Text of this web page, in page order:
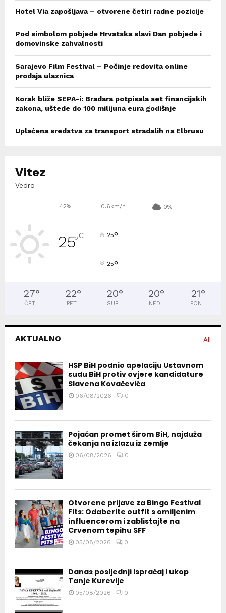
Hotel Via zapošljava – otvorene četiri radne pozicije
Pod simbolom pobjede Hrvatska slavi Dan pobjede i
domovinske zahvalnosti
Sarajevo Film Festival – Počinje redovita online
prodaja ulaznica
Korak bliže SEPA-i: Bradara potpisala set financijskih
zakona, uštede do 100 milijuna eura godišnje
Uplaćena sredstva za transport stradalih na Elbrusu
Vitez
Vedro
42% 0.6km/h 0%
25°C 25°
25°
27°
ČET
22°
PET
20°
SUB
20°
NED
21°
PON
AKTUALNO All
HSP BiH podnio apelaciju Ustavnom
sudu BiH protiv ovjere kandidature
Slavena Kovačevića
06/08/2026 0
Pojačan promet širom BiH, najduža
čekanja na izlazu iz zemlje
06/08/2026 0
Otvorene prijave za Bingo Festival
Fits: Odaberite outfit s omiljenim
influencerom i zablistajte na
Crvenom tepihu SFF
05/08/2026 0
Danas posljednji ispraćaj i ukop
Tanje Kurevije
05/08/2026 0